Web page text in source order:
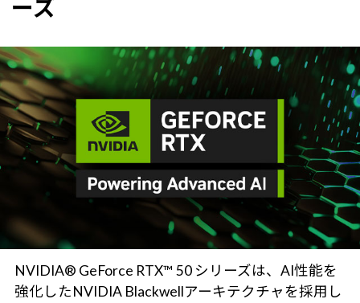
ーズ
NVIDIA® GeForce RTX™ 50 シリーズは、AI性能を
強化したNVIDIA Blackwellアーキテクチャを採用し